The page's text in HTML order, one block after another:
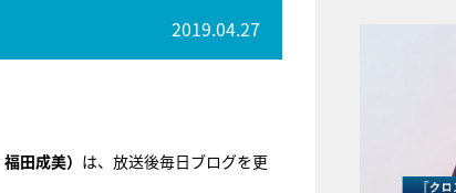
2019.04.27
田成美） は、放送後毎日ブログを更